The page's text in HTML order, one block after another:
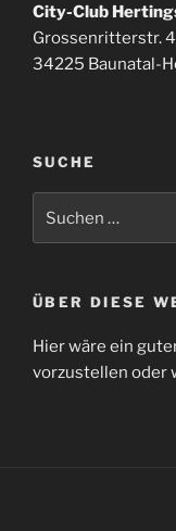
City-Club
Grossenritterstr. 4
34225 Baunatal-
SUCHE
nach:
ÜBER DIESE
Hier wäre ein
vorzustellen oder